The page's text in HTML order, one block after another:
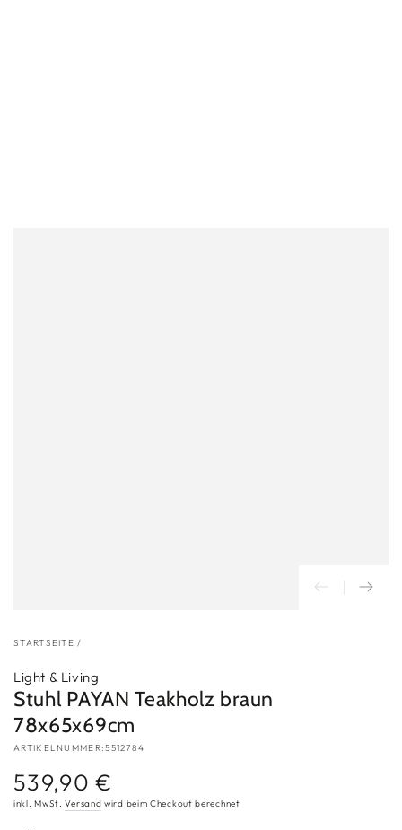
STARTSEITE /
Light & Living
Stuhl PAYAN Teakholz braun
78x65x69cm
ARTIKELNUMMER:5512784
Regulärer
Preis
539,90 €
inkl. MwSt.Versand wird beim Checkout berechnet